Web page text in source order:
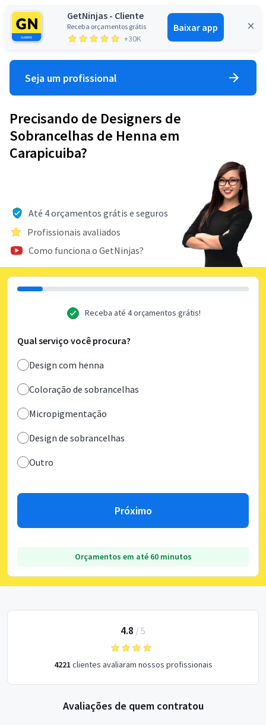
GetNinjas - Cliente
Receba orçamentos grátis
+30K
Baixar app
Entrar
Seja um profissional
Precisando de Designers de
Sobrancelhas de Henna em
Carapicuiba?
Até 4 orçamentos grátis e seguros
Profissionais avaliados
Como funciona o GetNinjas?
Receba até 4 orçamentos grátis!
Qual serviço você procura?
Design com henna
Coloração de sobrancelhas
Micropigmentação
Design de sobrancelhas
Outro
Próximo
Orçamentos em até 60 minutos
4.8 / 5
4221 clientes avaliaram nossos profissionais
Avaliações de quem contratou